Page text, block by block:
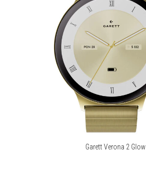
Garett Verona 2 Glow